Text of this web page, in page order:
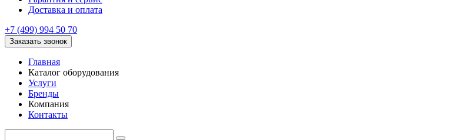
Доставка и оплата
+7 (499) 994 50 70
Заказать звонок
Главная
Каталог оборудования
Услуги
Бренды
Компания
Контакты